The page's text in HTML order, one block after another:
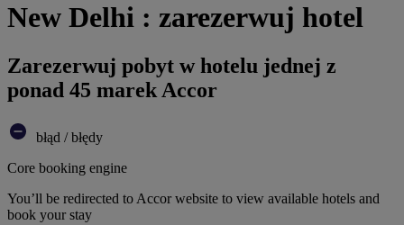
New Delhi : zarezerwuj hotel
Zarezerwuj pobyt w hotelu jednej z
ponad 45 marek Accor
błąd / błędy
Core booking engine
You’ll be redirected to Accor website to view available hotels and
book your stay